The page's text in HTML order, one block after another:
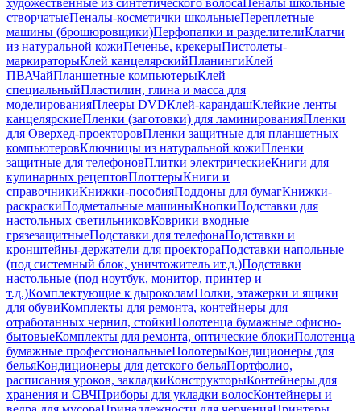
художественные из синтетического волосаПеналы школьные
створчатыеПеналы-косметички школьныеПереплетные
машины (брошюровщики)Перфопапки и разделителиКлатчи
из натуральной кожиПеченье, крекерыПистолеты-
маркираторыКлей канцелярскийПланингиКлей
ПВАЧайПланшетные компьютерыКлей
специальныйПластилин, глина и масса для
моделированияПлееры DVDКлей-карандашКлейкие ленты
канцелярскиеПленки (заготовки) для ламинированияПленки
для Оверхед-проекторовПленки защитные для планшетных
компьютеровКлючницы из натуральной кожиПленки
защитные для телефоновПлитки электрическиеКниги для
кулинарных рецептовПлоттерыКниги и
справочникиКнижки-пособияПоддоны для бумагКнижки-
раскраскиПодметальные машиныКнопкиПодставки для
настольных светильниковКоврики входные
грязезащитныеПодставки для телефонаПодставки и
кронштейны-держатели для проектораПодставки напольные
(под системный блок, уничтожитель ит.д.)Подставки
настольные (под ноутбук, монитор, принтер и
т.д.)Комплектующие к дыроколамПолки, этажерки и ящики
для обувиКомплекты для ремонта, контейнеры для
отработанных чернил, стойкиПолотенца бумажные офисно-
бытовыеКомплекты для ремонта, оптические блокиПолотенца
бумажные профессиональныеПолотерыКондиционеры для
бельяКондиционеры для детского бельяПортфолио,
расписания уроков, закладкиКонструкторыКонтейнеры для
хранения и СВЧПриборы для укладки волосКонтейнеры и